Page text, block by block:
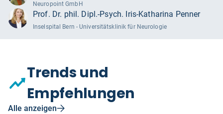
Neuropoint GmbH
Prof. Dr. phil. Dipl.-Psych. Iris-Katharina Penner
Inselspital Bern - Universitätsklinik für Neurologie
Trends und
Empfehlungen
Alle anzeigen